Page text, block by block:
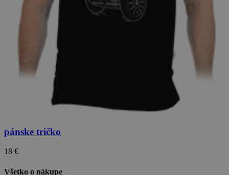
pánske tričko
18 €
Všetko o nákupe